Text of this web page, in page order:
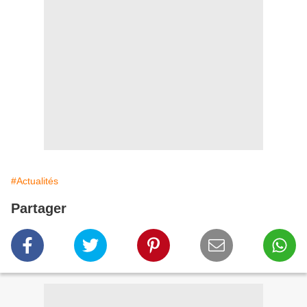
#Actualités
Partager